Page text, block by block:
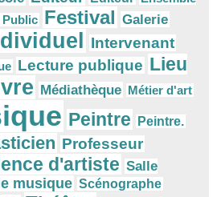
Public Festival Galerie
Intervenant
Lecture publique Lieu
Médiathèque Métier d'art
Peintre Peintre.
Professeur
d'artiste Salle
musique Scénographe